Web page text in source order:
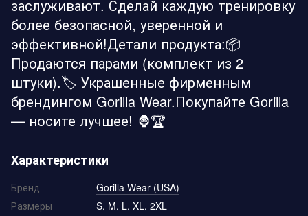
заслуживают. Сделай каждую тренировку
более безопасной, уверенной и
эффективной!Детали продукта:📦
Продаются парами (комплект из 2
штуки).🏷️ Украшенные фирменным
брендингом Gorilla Wear.Покупайте Gorilla
— носите лучшее! 🦍🏆
Характеристики
Бренд
Gorilla Wear (USA)
Размеры
S, M, L, XL, 2XL